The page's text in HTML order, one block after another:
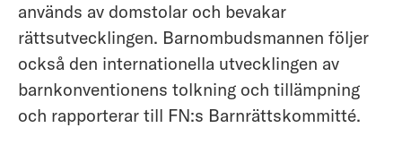
används av domstolar och bevakar
rättsutvecklingen. Barnombudsmannen följer
också den internationella utvecklingen av
barnkonventionens tolkning och tillämpning
och rapporterar till FN:s Barnrättskommitté.